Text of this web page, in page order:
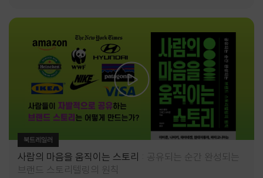
북트레일러
사람의 마음을 움직이는 스토리
공유되는 순간 완성되는
브랜드 스토리텔링의 원칙